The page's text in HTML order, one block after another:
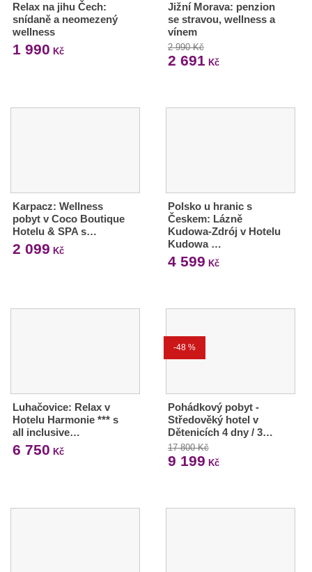
Relax na jihu Čech:
snídaně a neomezený
wellness
1 990 Kč
Jižní Morava: penzion
se stravou, wellness a
vínem
2 990 Kč
2 691 Kč
Karpacz: Wellness
pobyt v Coco Boutique
Hotelu & SPA s…
2 099 Kč
Polsko u hranic s
Českem: Lázně
Kudowa-Zdrój v Hotelu
Kudowa …
4 599 Kč
Luhačovice: Relax v
Hotelu Harmonie *** s
all inclusive…
6 750 Kč
-48 %
Pohádkový pobyt -
Středověký hotel v
Dětenicích 4 dny / 3…
17 800 Kč
9 199 Kč